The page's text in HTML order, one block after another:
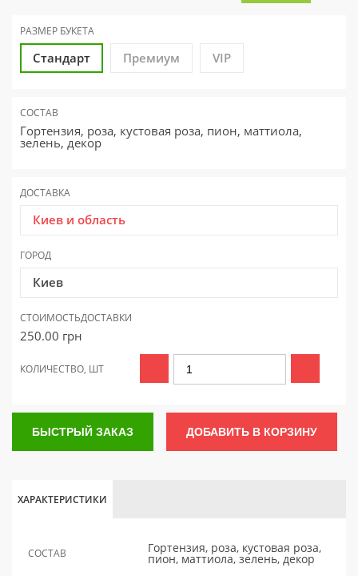
РАЗМЕР БУКЕТА
Стандарт Премиум VIP
СОСТАВ
Гортензия, роза, кустовая роза, пион, маттиола,
зелень, декор
ДОСТАВКА
Киев и область
ГОРОД
Киев
СТОИМОСТЬДОСТАВКИ
250.00 грн
КОЛИЧЕСТВО, ШТ
БЫСТРЫЙ ЗАКАЗ ДОБАВИТЬ В КОРЗИНУ
ХАРАКТЕРИСТИКИ
СОСТАВ Гортензия, роза, кустовая роза,
пион, маттиола, зелень, декор